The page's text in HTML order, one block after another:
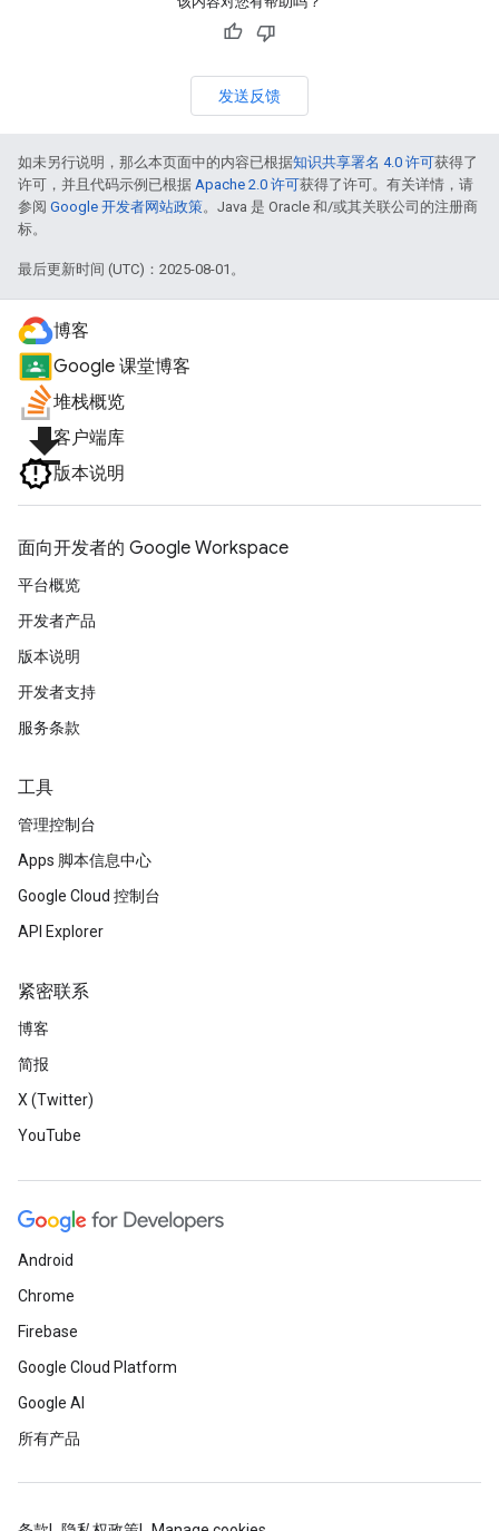
发送反馈
如未另行说明，那么本页面中的内容已根据知识共享署名 4.0 许可获得了
许可，并且代码示例已根据 Apache 2.0 许可获得了许可。有关详情，请
参阅 Google 开发者网站政策。Java 是 Oracle 和/或其关联公司的注册商
标。
最后更新时间 (UTC)：2025-08-01。
博客
Google 课堂博客
堆栈概览
file_download客户端库
版本说明
面向开发者的 Google Workspace
平台概览
开发者产品
版本说明
开发者支持
服务条款
工具
管理控制台
Apps 脚本信息中心
Google Cloud 控制台
API Explorer
紧密联系
博客
简报
X (Twitter)
YouTube
Android
Chrome
Firebase
Google Cloud Platform
Google AI
所有产品